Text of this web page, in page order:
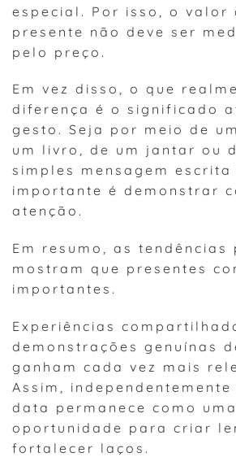
especial. Por isso, o valor
presente não deve ser
pelo preço.
Em vez disso, o que
diferença é o significado
gesto. Seja por meio de
um livro, de um jantar ou
simples mensagem escrita
importante é demonstrar
atenção.
Em resumo, as tendências
mostram que presentes
importantes.
Experiências
demonstrações genuínas
ganham cada vez mais
Assim,
data permanece como uma
oportunidade para criar
fortalecer laços.